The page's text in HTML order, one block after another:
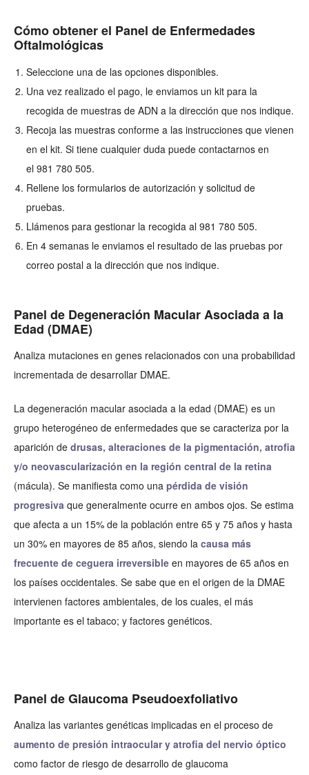
Cómo obtener el Panel de Enfermedades
Oftalmológicas
Seleccione una de las opciones disponibles.
Una vez realizado el pago, le enviamos un kit para la
recogida de muestras de ADN a la dirección que nos indique.
Recoja las muestras conforme a las instrucciones que vienen
en el kit. Si tiene cualquier duda puede contactarnos en
el981 780 505.
Rellene los formularios de autorización y solicitud de
pruebas.
Llámenos para gestionar la recogida al981 780 505.
En 4 semanas le enviamos el resultado de las pruebas por
correo postal a la dirección que nos indique.
Panel de Degeneración Macular Asociada a la
Edad (DMAE)
Analiza mutaciones en genes relacionados con una probabilidad
incrementada de desarrollar DMAE.
La degeneración macular asociada a la edad (DMAE) es un
grupo heterogéneo de enfermedades que se caracteriza por la
aparición de drusas, alteraciones de la pigmentación, atrofia
y/o neovascularización en la región central de la retina
(mácula). Se manifiesta como una pérdida de visión
progresiva que generalmente ocurre en ambos ojos. Se estima
que afecta a un 15% de la población entre 65 y 75 años y hasta
un 30% en mayores de 85 años, siendo la causa más
frecuente de ceguera irreversible en mayores de 65 años en
los países occidentales. Se sabe que en el origen de la DMAE
intervienen factores ambientales, de los cuales, el más
importante es el tabaco; y factores genéticos.
Panel de Glaucoma Pseudoexfoliativo
Analiza las variantes genéticas implicadas en el proceso de
aumento de presión intraocular y atrofia del nervio óptico
como factor de riesgo de desarrollo de glaucoma